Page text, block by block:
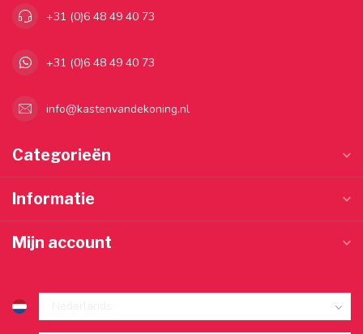
+31 (0)6 48 49 40 73
+31 (0)6 48 49 40 73
info@kastenvandekoning.nl
Categorieën
Informatie
Mijn account